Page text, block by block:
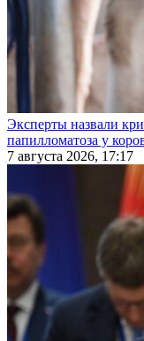
Эксперты назвали
папилломатоза у
7 августа 2026, 17:17